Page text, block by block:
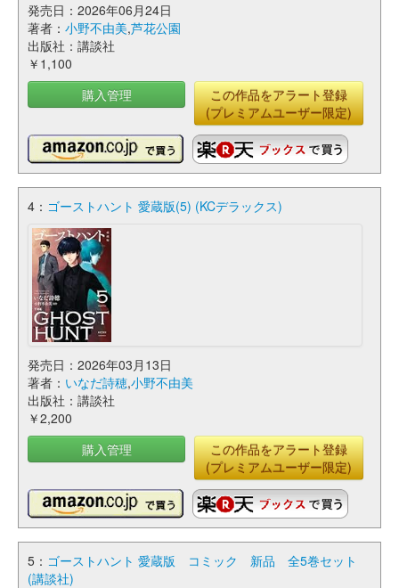
発売日：2026年06月24日
著者： 小野不由美,芦花公園
出版社：講談社
￥1,100
購入管理
この作品をアラート登録
(プレミアムユーザー限定)
4： ゴーストハント 愛蔵版(5) (KCデラックス)
発売日：2026年03月13日
著者： いなだ詩穂,小野不由美
出版社：講談社
￥2,200
購入管理
この作品をアラート登録
(プレミアムユーザー限定)
5： ゴーストハント 愛蔵版 コミック 新品 全5巻セット
(講談社)